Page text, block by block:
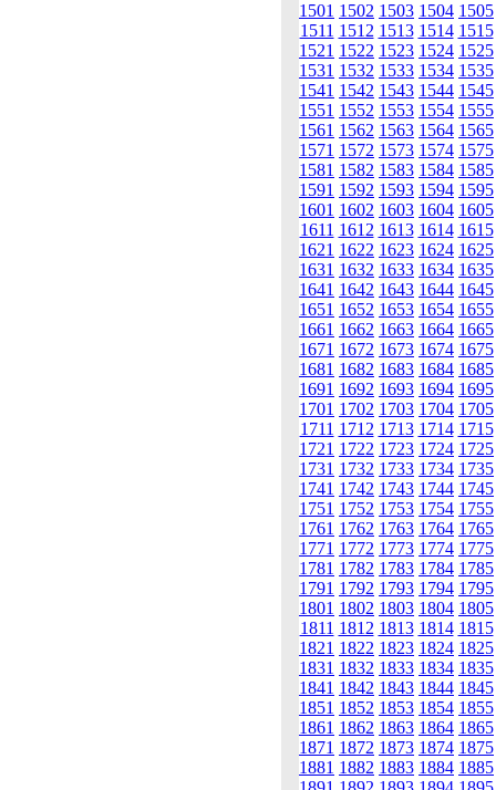
1501 1502 1503 1504 1505
1511 1512 1513 1514 1515
1521 1522 1523 1524 1525
1531 1532 1533 1534 1535
1541 1542 1543 1544 1545
1551 1552 1553 1554 1555
1561 1562 1563 1564 1565
1571 1572 1573 1574 1575
1581 1582 1583 1584 1585
1591 1592 1593 1594 1595
1601 1602 1603 1604 1605
1611 1612 1613 1614 1615
1621 1622 1623 1624 1625
1631 1632 1633 1634 1635
1641 1642 1643 1644 1645
1651 1652 1653 1654 1655
1661 1662 1663 1664 1665
1671 1672 1673 1674 1675
1681 1682 1683 1684 1685
1691 1692 1693 1694 1695
1701 1702 1703 1704 1705
1711 1712 1713 1714 1715
1721 1722 1723 1724 1725
1731 1732 1733 1734 1735
1741 1742 1743 1744 1745
1751 1752 1753 1754 1755
1761 1762 1763 1764 1765
1771 1772 1773 1774 1775
1781 1782 1783 1784 1785
1791 1792 1793 1794 1795
1801 1802 1803 1804 1805
1811 1812 1813 1814 1815
1821 1822 1823 1824 1825
1831 1832 1833 1834 1835
1841 1842 1843 1844 1845
1851 1852 1853 1854 1855
1861 1862 1863 1864 1865
1871 1872 1873 1874 1875
1881 1882 1883 1884 1885